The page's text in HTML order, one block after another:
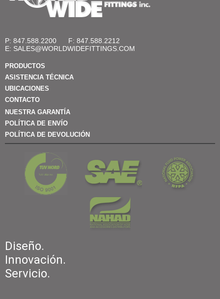
P: 847.588.2200
F: 847.588.2212
E: SALES@WORLDWIDEFITTINGS.COM
PRODUCTOS
ASISTENCIA TÉCNICA
UBICACIONES
CONTACTO
NUESTRA GARANTÍA
POLÍTICA DE ENVÍO
POLÍTICA DE DEVOLUCIÓN
Diseño.
Innovación.
Servicio.